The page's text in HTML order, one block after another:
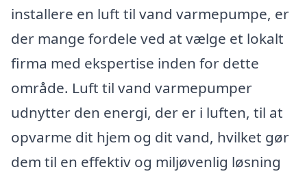
installere en luft til vand varmepumpe, er
der mange fordele ved at vælge et lokalt
firma med ekspertise inden for dette
område. Luft til vand varmepumper
udnytter den energi, der er i luften, til at
opvarme dit hjem og dit vand, hvilket gør
dem til en effektiv og miljøvenlig løsning